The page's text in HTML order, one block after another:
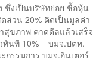
ซึ่งเป็นบริษัทย่อย ซื้อหุ้น
ส่วน 20% คิดเป็นมูลค่า
สุขภาพ คาดดีลแล้วเสร็จ
ทันที 10% บมจ.ปตท.
รรมการ บมจ.อินเตอร์